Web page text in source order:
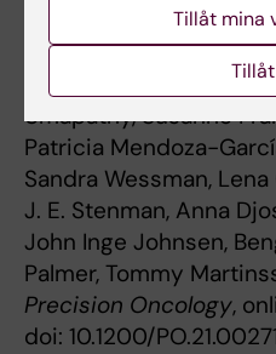
Chromosomal 2p Gain
Lymphoma Kinase
Kinase Activation
”,
Umapathy, Susanne
Patricia Mendoza-
Sandra Wessman,
J. E. Stenman, Anna
John Inge Johnsen,
Palmer, Tommy
Precision Oncology,
doi: 10.1200/
Tillåt mina